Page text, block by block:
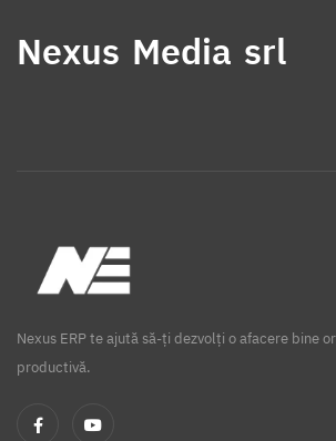
Nexus Media srl
Nexus ERP te ajută să-ți dezvolți o afacere bine
productivă.